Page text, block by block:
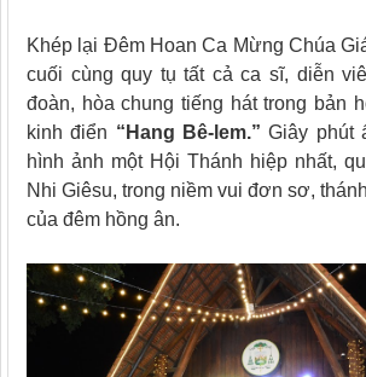
Khép lại Đêm Hoan Ca Mừng Chúa
cuối cùng quy tụ tất cả ca sĩ, diễn
đoàn, hòa chung tiếng hát trong bản
kinh điển “Hang Bê-lem.” Giây phút
hình ảnh một Hội Thánh hiệp nhất,
Nhi Giêsu, trong niềm vui đơn sơ,
của đêm hồng ân.